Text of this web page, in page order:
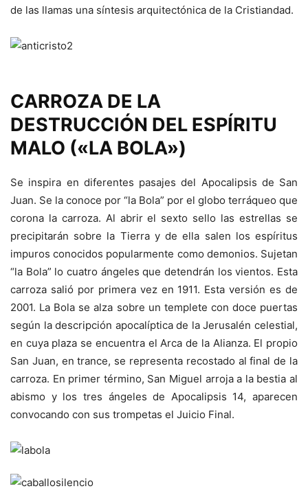
de las llamas una síntesis arquitectónica de la Cristiandad.
CARROZA DE LA
DESTRUCCIÓN DEL ESPÍRITU
MALO («LA BOLA»)
Se inspira en diferentes pasajes del Apocalipsis de San
Juan. Se la conoce por “la Bola” por el globo terráqueo que
corona la carroza. Al abrir el sexto sello las estrellas se
precipitarán sobre la Tierra y de ella salen los espíritus
impuros conocidos popularmente como demonios. Sujetan
“la Bola” lo cuatro ángeles que detendrán los vientos. Esta
carroza salió por primera vez en 1911. Esta versión es de
2001. La Bola se alza sobre un templete con doce puertas
según la descripción apocalíptica de la Jerusalén celestial,
en cuya plaza se encuentra el Arca de la Alianza. El propio
San Juan, en trance, se representa recostado al final de la
carroza. En primer término, San Miguel arroja a la bestia al
abismo y los tres ángeles de Apocalipsis 14, aparecen
convocando con sus trompetas el Juicio Final.